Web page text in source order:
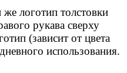
логотип толстовки
рукава сверху
(зависит от цвета
использования.